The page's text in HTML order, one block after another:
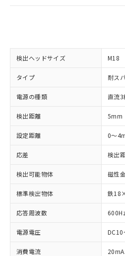
検出ヘッドサイズ M18
タイプ 耐ス
電源の種類 直流
検出距離
設定距離 0～
応差 検出
検出可能物体 磁性
標準検出物体 鉄
応答周波数
電源電圧
消費電流